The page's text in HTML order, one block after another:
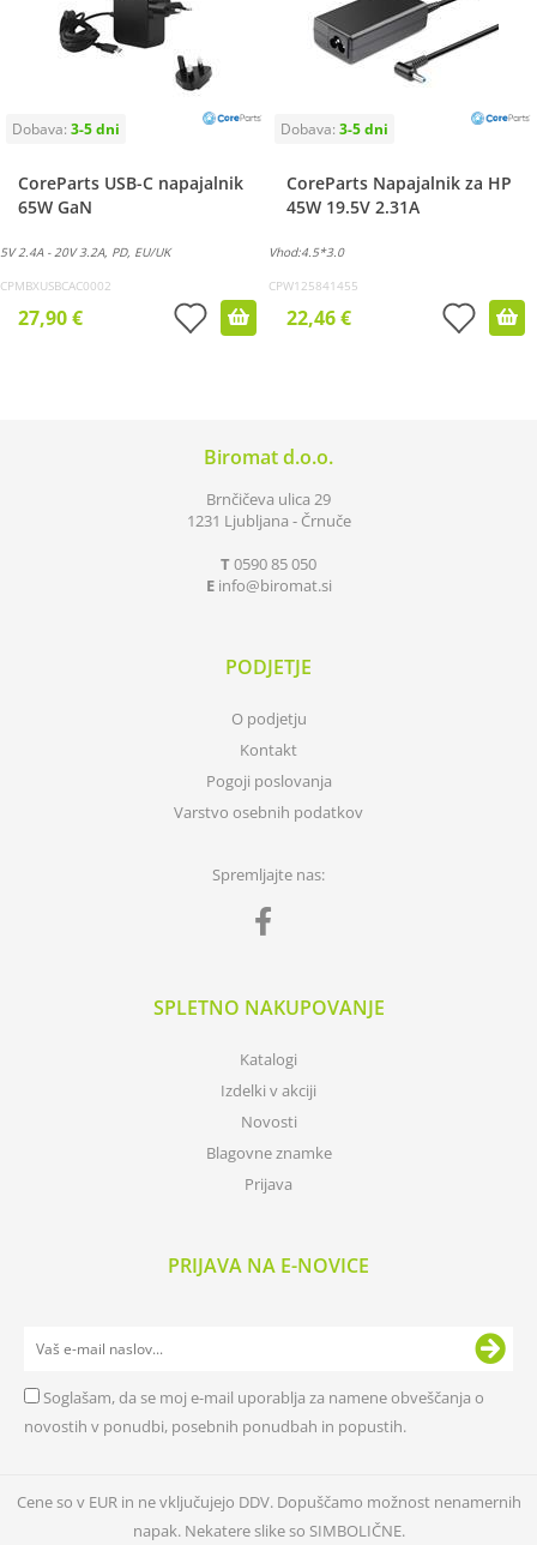
CoreParts USB-C napajalnik
65W GaN
5V 2.4A - 20V 3.2A, PD, EU/UK
CPMBXUSBCAC0002
27,90 €
CoreParts Napajalnik za HP
45W 19.5V 2.31A
Vhod:4.5*3.0
CPW125841455
22,46 €
Biromat d.o.o.
Brnčičeva ulica 29
1231 Ljubljana - Črnuče
T0590 85 050
E info biromat.si
PODJETJE
O podjetju
Kontakt
Pogoji poslovanja
Varstvo osebnih podatkov
Spremljajte nas:
SPLETNO NAKUPOVANJE
Katalogi
Izdelki v akciji
Novosti
Blagovne znamke
Prijava
PRIJAVA NA E-NOVICE
Soglašam, da se moj e-mail uporablja za namene obveščanja o
novostih v ponudbi, posebnih ponudbah in popustih.
Cene so v EUR in ne vključujejo DDV. Dopuščamo možnost nenamernih
napak. Nekatere slike so SIMBOLIČNE.